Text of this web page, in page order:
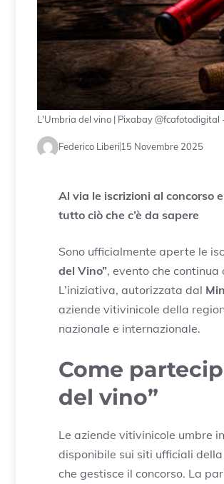
L'Umbria del vino | Pixabay
Federico Liberi15 Novembre 2025
Al via le iscrizioni al concorso
tutto ciò che c’è da sapere
Sono ufficialmente aperte le
del Vino”, evento che
L’iniziativa, autorizzata dal
aziende vitivinicole della
nazionale e internazionale.
Come
del vino”
Le aziende vitivinicole umbre
disponibile sui siti ufficiali della
che gestisce il concorso. La